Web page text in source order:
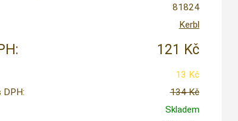
81824
Kerbl
121 Kč
13 Kč
DPH:
134 Kč
Skladem